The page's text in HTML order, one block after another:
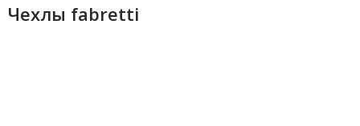
Чехлы fabretti